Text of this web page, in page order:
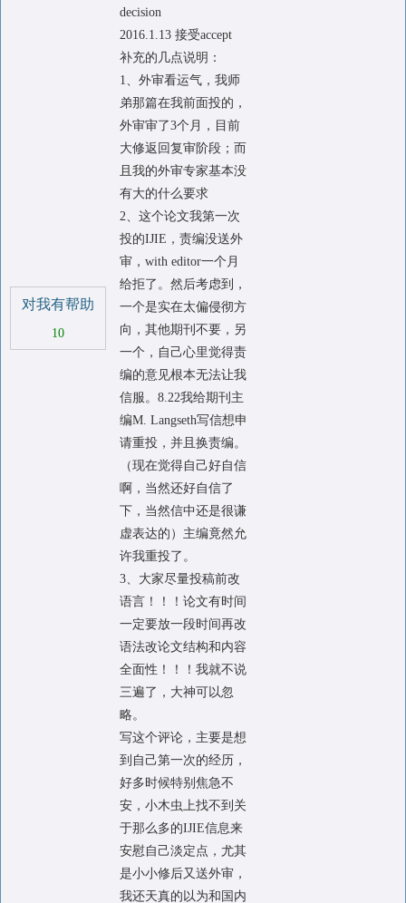
对我有帮助
10
decision
2016.1.13 接受accept
补充的几点说明：
1、外审看运气，我师
弟那篇在我前面投的，
外审审了3个月，目前
大修返回复审阶段；而
且我的外审专家基本没
有大的什么要求
2、这个论文我第一次
投的IJIE，责编没送外
审，with editor一个月
给拒了。然后考虑到，
一个是实在太偏侵彻方
向，其他期刊不要，另
一个，自己心里觉得责
编的意见根本无法让我
信服。8.22我给期刊主
编M. Langseth写信想申
请重投，并且换责编。
（现在觉得自己好自信
啊，当然还好自信了
下，当然信中还是很谦
虚表达的）主编竟然允
许我重投了。
3、大家尽量投稿前改
语言！！！论文有时间
一定要放一段时间再改
语法改论文结构和内容
全面性！！！我就不说
三遍了，大神可以忽
略。
写这个评论，主要是想
到自己第一次的经历，
好多时候特别焦急不
安，小木虫上找不到关
于那么多的IJIE信息来
安慰自己淡定点，尤其
是小小修后又送外审，
我还天真的以为和国内